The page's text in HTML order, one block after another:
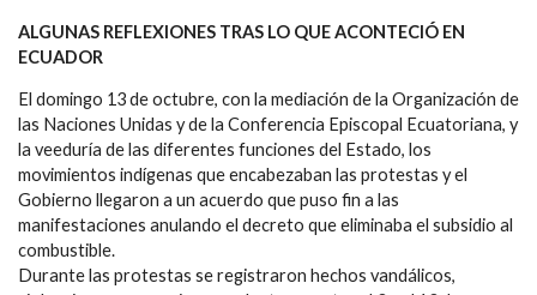
ALGUNAS REFLEXIONES TRAS LO QUE ACONTECIÓ EN
ECUADOR
El domingo 13 de octubre, con la mediación de la Organización de
las Naciones Unidas y de la Conferencia Episcopal Ecuatoriana, y
la veeduría de las diferentes funciones del Estado, los
movimientos indígenas que encabezaban las protestas y el
Gobierno llegaron a un acuerdo que puso fin a las
manifestaciones anulando el decreto que eliminaba el subsidio al
combustible.
Durante las protestas se registraron hechos vandálicos,